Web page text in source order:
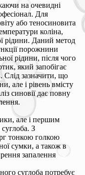
на очевидні
Для
або теносиновита
коліна,
рідини. Даний метод
порожнини
рідини, після чого
який запобігає
Слід зазначити, що
але і рівень вмісту
синовії дає повну
але і першим
З
тонкою голкою
сумки, а також в
запалення
суглоба потребує